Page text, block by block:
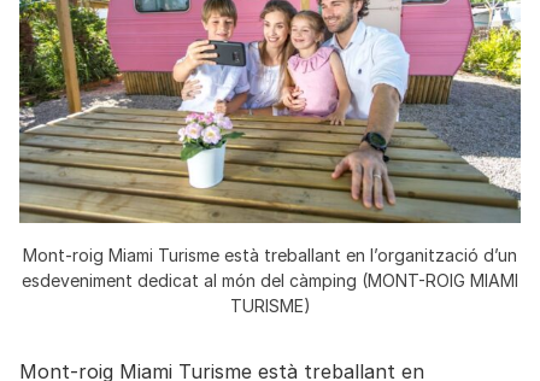
Mont-roig Miami Turisme està treballant en l’organització d’un
esdeveniment dedicat al món del càmping (MONT-ROIG MIAMI
TURISME)
Mont-roig Miami Turisme està treballant en